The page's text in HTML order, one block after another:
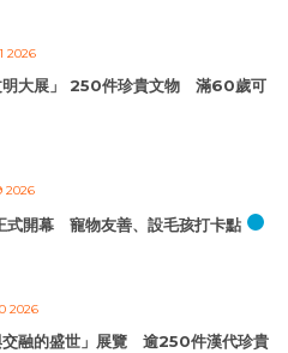
2026
明大展」 250件珍貴文物 滿60歲可
2026
式開幕 寵物友善、設毛孩打卡點
2026
交融的盛世」展覽 逾250件漢代珍貴